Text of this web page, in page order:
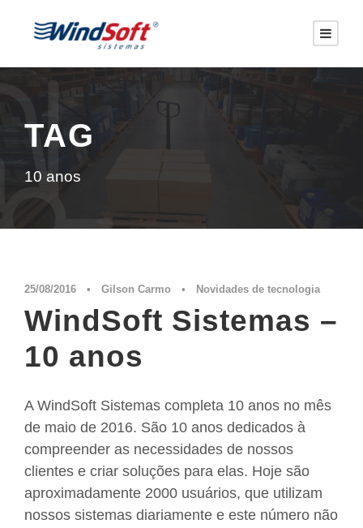
TAG
10 anos
25/08/2016 • Gilson Carmo • Novidades de tecnologia
WindSoft Sistemas –
10 anos
A WindSoft Sistemas completa 10 anos no mês
de maio de 2016. São 10 anos dedicados à
compreender as necessidades de nossos
clientes e criar soluções para elas. Hoje são
aproximadamente 2000 usuários, que utilizam
nossos sistemas diariamente e este número não